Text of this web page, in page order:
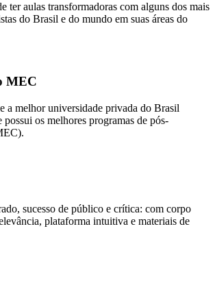
ter aulas transformadoras com alguns dos mais
do Brasil e do mundo em suas áreas do
MEC
a melhor universidade privada do Brasil
os melhores programas de pós-
sucesso de público e crítica: com corpo
plataforma intuitiva e materiais de